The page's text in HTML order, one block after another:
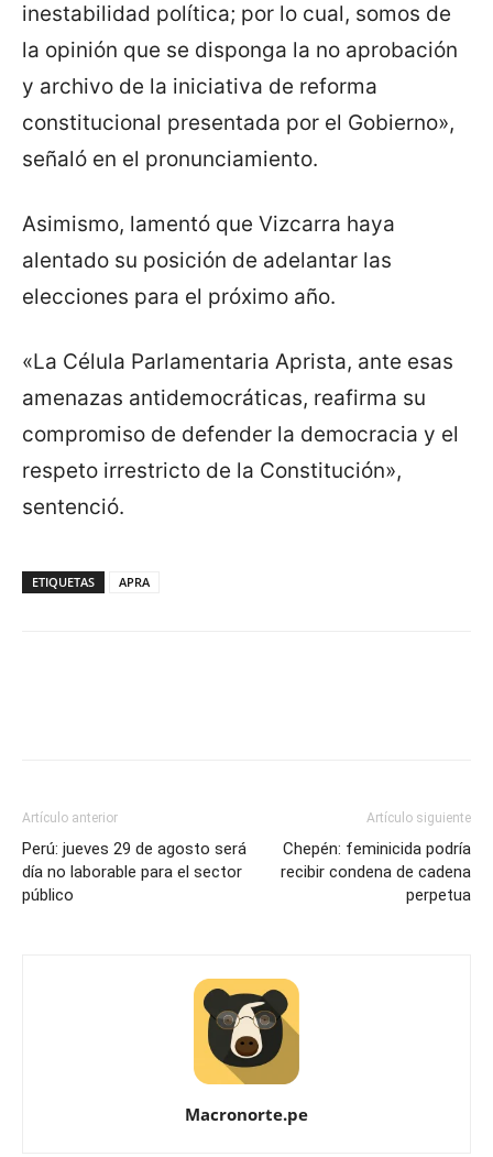
inestabilidad política; por lo cual, somos de
la opinión que se disponga la no aprobación
y archivo de la iniciativa de reforma
constitucional presentada por el Gobierno»,
señaló en el pronunciamiento.
Asimismo, lamentó que Vizcarra haya
alentado su posición de adelantar las
elecciones para el próximo año.
«La Célula Parlamentaria Aprista, ante esas
amenazas antidemocráticas, reafirma su
compromiso de defender la democracia y el
respeto irrestricto de la Constitución»,
sentenció.
ETIQUETAS APRA
Artículo anterior
Perú: jueves 29 de agosto será
día no laborable para el sector
público
Artículo siguiente
Chepén: feminicida podría
recibir condena de cadena
perpetua
Macronorte.pe